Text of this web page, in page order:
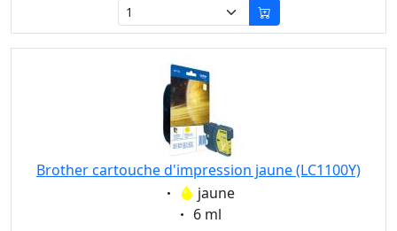
Brother cartouche d'impression jaune (LC1100Y)
Eigenschaft:
jaune
Eigenschaft:
6 ml